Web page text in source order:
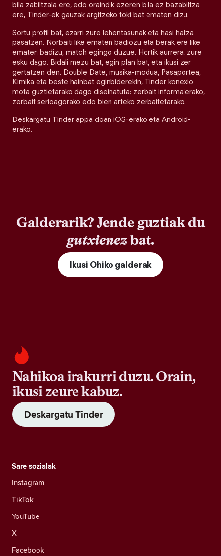
bila zabiltzala ere, edo oraindik ezeren bila ez bazabiltza
ere, Tinder-ek gauzak argitzeko toki bat ematen dizu.
Sortu profil bat, ezarri zure lehentasunak eta hasi hatza
pasatzen. Norbaiti like ematen badiozu eta berak ere like
ematen badizu, match egingo duzue. Hortik aurrera, zure
esku dago. Bidali mezu bat, egin plan bat, eta ikusi zer
gertatzen den. Double Date, musika-modua, Pasaportea,
Kimika eta beste hainbat eginbiderekin, Tinder konexio
mota guztietarako dago diseinatuta: zerbait informalerako,
zerbait serioagorako edo bien arteko zerbaitetarako.
Deskargatu Tinder appa doan iOS-erako eta Android-
erako.
Galderarik? Jende guztiak du
gutxienezbat.
Ikusi Ohiko galderak
Nahikoa irakurri duzu. Orain,
ikusi zeure kabuz.
Deskargatu Tinder
Sare sozialak
Instagram
TikTok
YouTube
X
Facebook